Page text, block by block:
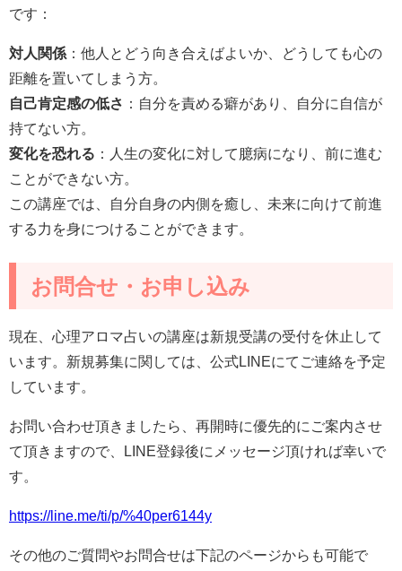
です：
対人関係 ：他人とどう向き合えばよいか、どうしても心の
距離を置いてしまう方。
自己肯定感の低さ ：自分を責める癖があり、自分に自信が
持てない方。
変化を恐れる ：人生の変化に対して臆病になり、前に進む
ことができない方。
この講座では、自分自身の内側を癒し、未来に向けて前進
する力を身につけることができます。
お問合せ・お申し込み
現在、心理アロマ占いの講座は新規受講の受付を休止して
います。新規募集に関しては、公式LINEにてご連絡を予定
しています。
お問い合わせ頂きましたら、再開時に優先的にご案内させ
て頂きますので、LINE登録後にメッセージ頂ければ幸いで
す。
https://line.me/ti/p/%40per6144y
その他のご質問やお問合せは下記のページからも可能で